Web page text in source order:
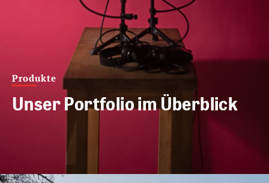
Produkte
Unser Portfolio im Überblick